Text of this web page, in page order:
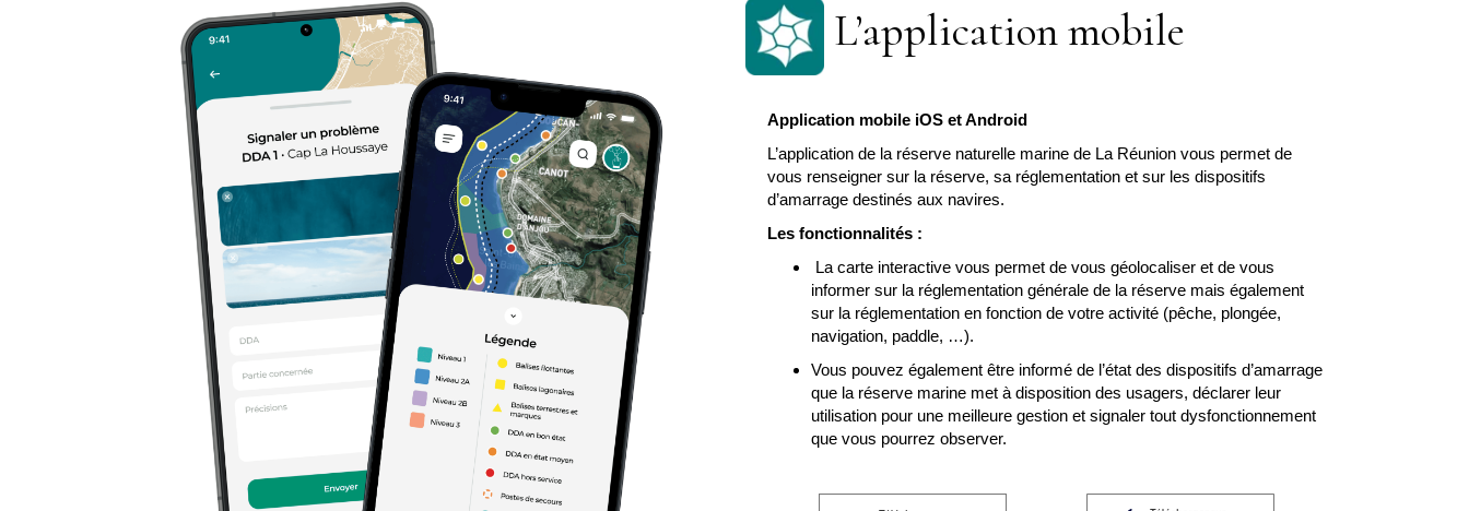
L’application mobile
Application mobile iOS et Android
L’application de la réserve naturelle marine de La Réunion vous permet de
vous renseigner sur la réserve, sa réglementation et sur les dispositifs
d’amarrage destinés aux navires.
Les fonctionnalités :
La carte interactive vous permet de vous géolocaliser et de vous
informer sur la réglementation générale de la réserve mais également
sur la réglementation en fonction de votre activité (pêche, plongée,
navigation, paddle, …).
Vous pouvez également être informé de l’état des dispositifs d’amarrage
que la réserve marine met à disposition des usagers, déclarer leur
utilisation pour une meilleure gestion et signaler tout dysfonctionnement
que vous pourrez observer.